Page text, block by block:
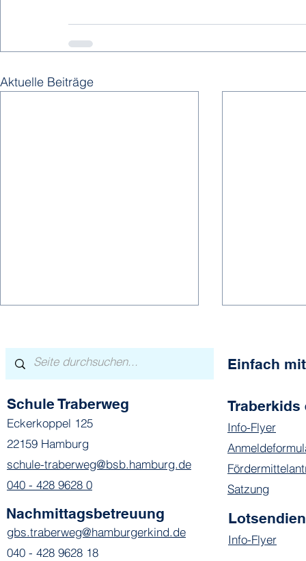
Aktuelle Beiträge
Lauter Lieblingsmomente
Hier spielt
Schule Traberweg
Eckerkoppel 125
22159 Hamburg
schule-traberweg@bsb.hamburg.de
040 - 428 9628 0
Nachmittagsbetreuung
gbs.traberweg@hamburgerkind.de
040 - 428 9628 18
Einfach
Traberkids
Info-Flyer
Satzung
Info-Flyer